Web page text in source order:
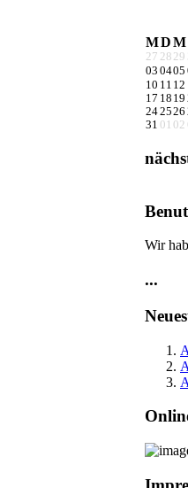
MDM
27 28 29
03 0405
10 11 12
17 18 19
242526
31 01 02
Wir
...